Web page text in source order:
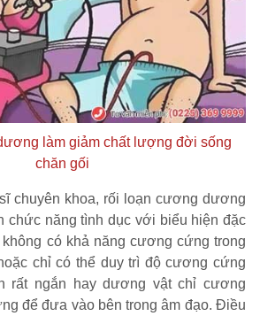
làm giảm chất lượng đời sống
chăn gối
khoa, rối loạn cương dương
chức năng tình dục với biểu hiện đặc
có khả năng cương cứng trong
chỉ có thể duy trì độ cương cứng
rất ngắn hay dương vật chỉ cương
để đưa vào bên trong âm đạo. Điều